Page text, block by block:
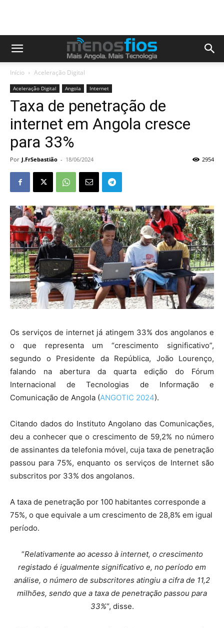
Início Aceleração Digital
Aceleração Digital Angola Internet
Taxa de penetração de
internet em Angola cresce
para 33%
Por J.FrSebastião - 18/06/2024 2954
Os serviços de internet já atingem 33% dos angolanos e
o que representa um “crescimento significativo”,
segundo o Presidente da República, João Lourenço,
falando na abertura da quarta edição do Fórum
Internacional de Tecnologias de Informação e
Comunicação de Angola (ANGOTIC 2024).
Citando dados do Instituto Angolano das Comunicações,
deu a conhecer que o crescimento de 59,2% no número
de assinantes da telefonia móvel, cuja taxa de penetração
passou para 75%, enquanto os serviços de Internet são
subscritos por 33% dos angolanos.
A taxa de penetração por 100 habitantes corresponde a
75%, o que equivale a um crescimento de 28,8% em igual
período.
“Relativamente ao acesso à internet, o crescimento
registado é igualmente significativo e, no período em
análise, o número de subscritores atingiu a cifra de 11,2
milhões, sendo que a taxa de penetração passou para
33%“, disse.